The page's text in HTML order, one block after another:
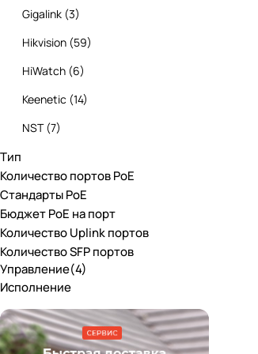
Gigalink (3)
Hikvision (59)
HiWatch (6)
Keenetic (14)
NST (7)
Roxton(6)
Smartec (3)
Stelberry(1)
TRASSIR(10)
D-Link(2)
Тип
Количество портов PoE
Стандарты PoE
Бюджет PoE на порт
Количество Uplink портов
Количество SFP портов
Управление(4)
Исполнение